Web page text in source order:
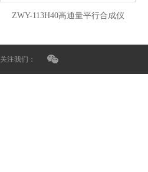
ZWY-113H40高通量平行合成仪
关注我们：